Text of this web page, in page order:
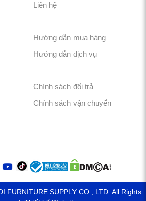
Liên hệ
Hướng dẫn mua hàng
Hướng dẫn dịch vụ
Chính sách đổi trả
Chính sách vận chuyển
FURNITURE SUPPLY CO., LTD. All Rights